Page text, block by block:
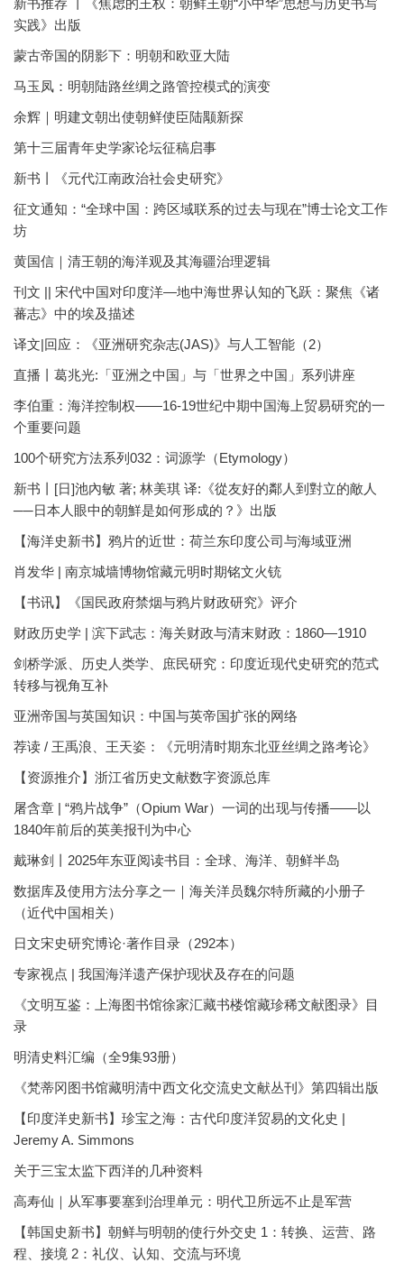
新书推荐 丨《焦虑的王权：朝鲜王朝“小中华”思想与历史书写
实践》出版
蒙古帝国的阴影下：明朝和欧亚大陆
马玉凤：明朝陆路丝绸之路管控模式的演变
余辉｜明建文朝出使朝鲜使臣陆颙新探
第十三届青年史学家论坛征稿启事
新书丨《元代江南政治社会史研究》
征文通知：“全球中国：跨区域联系的过去与现在”博士论文工作
坊
黄国信｜清王朝的海洋观及其海疆治理逻辑
刊文 || 宋代中国对印度洋—地中海世界认知的飞跃：聚焦《诸
蕃志》中的埃及描述
译文|回应：《亚洲研究杂志(JAS)》与人工智能（2）
直播丨葛兆光:「亚洲之中国」与「世界之中国」系列讲座
李伯重：海洋控制权——16-19世纪中期中国海上贸易研究的一
个重要问题
100个研究方法系列032：词源学（Etymology）
新书丨[日]池內敏 著; 林美琪 译:《從友好的鄰人到對立的敵人
──日本人眼中的朝鮮是如何形成的？》出版
【海洋史新书】鸦片的近世：荷兰东印度公司与海域亚洲
肖发华 | 南京城墙博物馆藏元明时期铭文火铳
【书讯】《国民政府禁烟与鸦片财政研究》评介
财政历史学 | 滨下武志：海关财政与清末财政：1860—1910
剑桥学派、历史人类学、庶民研究：印度近现代史研究的范式
转移与视角互补
亚洲帝国与英国知识：中国与英帝国扩张的网络
荐读 / 王禹浪、王天姿：《元明清时期东北亚丝绸之路考论》
【资源推介】浙江省历史文献数字资源总库
屠含章 | “鸦片战争”（Opium War）一词的出现与传播——以
1840年前后的英美报刊为中心
戴琳剑丨2025年东亚阅读书目：全球、海洋、朝鲜半岛
数据库及使用方法分享之一｜海关洋员魏尔特所藏的小册子
（近代中国相关）
日文宋史研究博论·著作目录（292本）
专家视点 | 我国海洋遗产保护现状及存在的问题
《文明互鉴：上海图书馆徐家汇藏书楼馆藏珍稀文献图录》目
录
明清史料汇编（全9集93册）
《梵蒂冈图书馆藏明清中西文化交流史文献丛刊》第四辑出版
【印度洋史新书】珍宝之海：古代印度洋贸易的文化史 |
Jeremy A. Simmons
关于三宝太监下西洋的几种资料
高寿仙｜从军事要塞到治理单元：明代卫所远不止是军营
【韩国史新书】朝鲜与明朝的使行外交史 1：转换、运营、路
程、接境 2：礼仪、认知、交流与环境